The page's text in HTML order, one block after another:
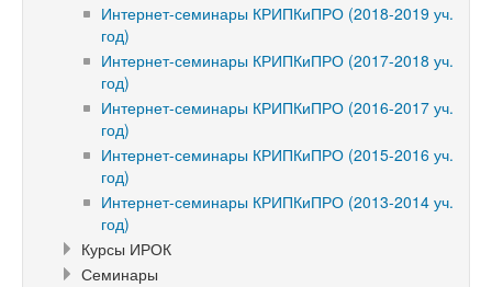
Интернет-семинары КРИПКиПРО (2018-2019 уч.
год)
Интернет-семинары КРИПКиПРО (2017-2018 уч.
год)
Интернет-семинары КРИПКиПРО (2016-2017 уч.
год)
Интернет-семинары КРИПКиПРО (2015-2016 уч.
год)
Интернет-семинары КРИПКиПРО (2013-2014 уч.
год)
Курсы ИРОК
Семинары